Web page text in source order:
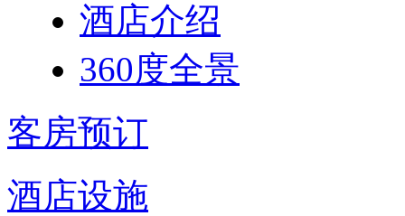
酒店介绍
360度全景
客房预订
酒店设施